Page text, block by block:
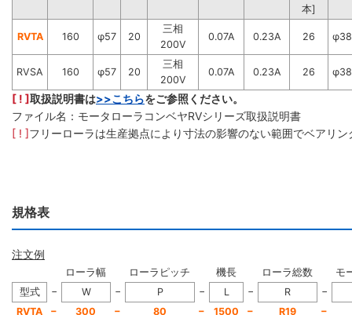
本]
RVTA 160 φ57 20
三相
200V
0.07A 0.23A 26
RVSA 160 φ57 20
三相
200V
0.07A 0.23A 26
[ ! ]取扱説明書は>>こちらをご参照ください。
ファイル名：モータローラコンベヤRVシリーズ取扱説明書
[ ! ]フリーローラは生産拠点により寸法の影響のない範囲でベアリ
規格表
注文例
ローラ幅 ローラピッチ 機長 ローラ総数
モ
型式
− W − P − L − R
−
RVTA
− 300 − 80 − 1500 − R19
−